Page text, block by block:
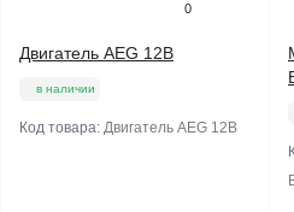
0
Двигатель AEG 12В
в наличии
Код товара: Двигатель AEG 12В